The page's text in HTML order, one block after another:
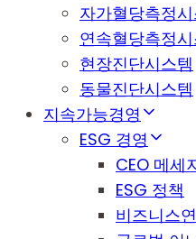
자가혈당측정
연속혈당측정
현장진단시스템
동물진단시스템
지속가능경영
ESG 경영
CEO 메세
ESG 정책
비즈니스